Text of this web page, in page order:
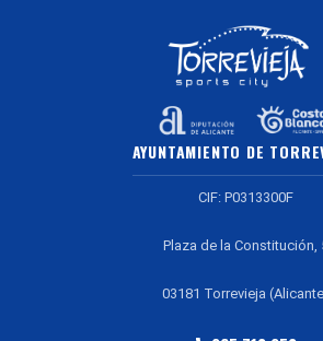
AYUNTAMIENTO DE
CIF: P0313300F
Plaza de la Constitución,
03181 Torrevieja